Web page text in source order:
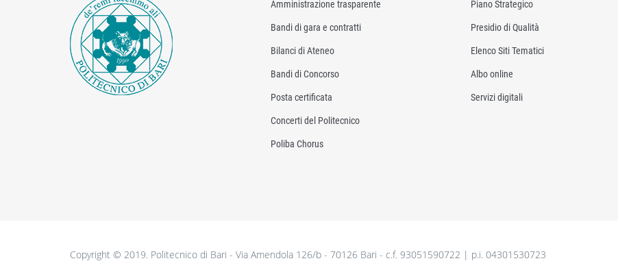
Amministrazione trasparente
Bandi di gara e contratti
Bilanci di Ateneo
Bandi di Concorso
Posta certificata
Concerti del Politecnico
Poliba Chorus
Piano Strategico
Presidio di Qualità
Elenco Siti Tematici
Albo online
Servizi digitali
Copyright © 2019. Politecnico di Bari - Via Amendola 126/b - 70126 Bari - c.f. 93051590722 | p.i. 04301530723